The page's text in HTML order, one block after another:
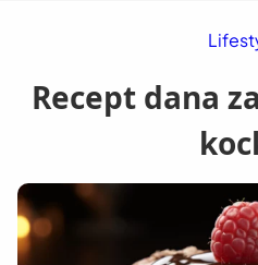
Recept dana